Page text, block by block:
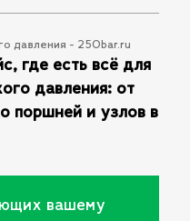
давления - 250bar.ru
где есть всё для
давления: от
поршней и узлов в
вашему